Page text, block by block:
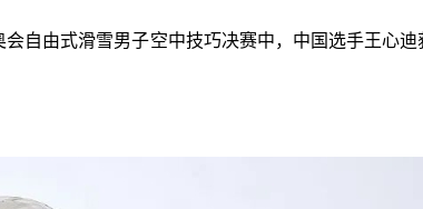
自由式滑雪男子空中技巧决赛中，中国选手王心迪